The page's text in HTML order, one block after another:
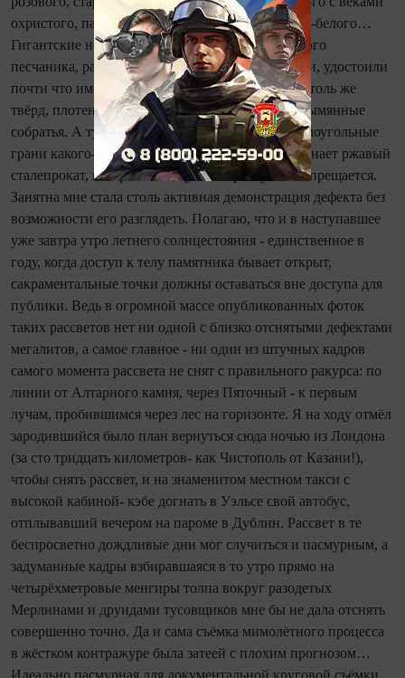
охристого, парижский Нотр‑Дам - из потемнело‑белого…
Гигантские необработанные валуны грязно‑серого
песчаника, распространённого в Южной Англии, удостоили
по­чти что имени - сарсен. Но по свойствам он столь же
твёрд, плотен и однороден, как его цветные безымянные
собратья. А тут отвалилась глыба, обнажив прямоугольные
грани какого‑то сердечника. На фото он напоминает ржавый
сталепрокат, но пройти пощупать‑простучать запрещается.
Занятна мне стала столь активная демонстрация дефекта без
возможности его разглядеть. Полагаю, что и в наступавшее
уже завтра утро летнего солнцестояния - единственное в
году, ко­гда доступ к телу памятника бывает открыт,
сакраментальные точки должны оставаться вне доступа для
пуб­лики. Ведь в огромной массе опуб­ликованных фоток
таких рассветов нет ни одной с близко отснятыми дефектами
мегалитов, а самое главное - ни один из штучных кадров
самого момента рассвета не снят с правильного ракурса: по
линии от Алтарного камня, через Пяточный - к первым
лучам, пробившимся через лес на горизонте. Я на ходу отмёл
зародившийся было план вернуться сюда ночью из Лондона
(за сто три­дцать километров- как Чистополь от Казани!),
чтобы снять рассвет, и на знаменитом местном такси с
высокой кабиной- кэбе догнать в Уэльсе свой автобус,
отплывавший вечером на пароме в Дублин. Рассвет в те
беспро­светно дождливые дни мог случиться и пасмурным, а
задуманные кадры взбиравшаяся в то утро прямо на
четырёхметровые менгиры толпа вокруг разодетых
Мерлинами и друидами тусовщиков мне бы не дала отснять
совершенно точно. Да и сама съёмка мимолётного процесса
в жёстком контражуре была затеей с плохим прогнозом…